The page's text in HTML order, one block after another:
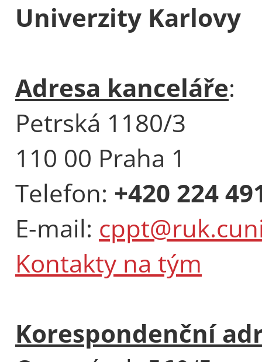
Univerzity Karlovy
Adresa kanceláře:
Petrská 1180/3
110 00 Praha 1
Telefon: +420 224
E-mail:
Kontakty na tým
Korespondenční